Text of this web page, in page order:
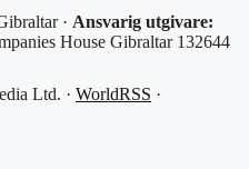
· Ansvarig utgivare:
House Gibraltar 132644
Ltd. · WorldRSS ·